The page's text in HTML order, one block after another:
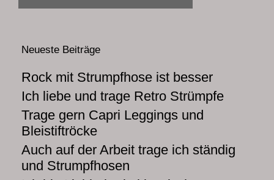
Neueste Beiträge
Rock mit Strumpfhose ist besser
Ich liebe und trage Retro Strümpfe
Trage gern Capri Leggings und
Bleistiftröcke
Auch auf der Arbeit trage ich ständig
und Strumpfhosen